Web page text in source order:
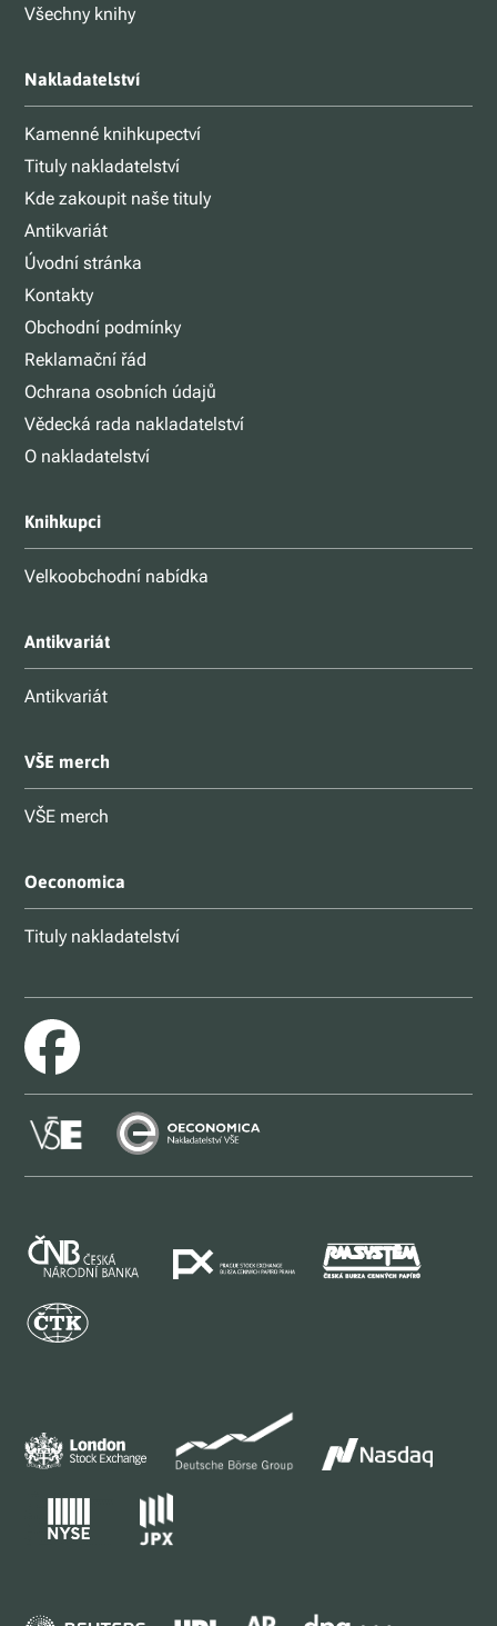
Všechny knihy
Nakladatelství
Kamenné knihkupectví
Tituly nakladatelství
Kde zakoupit naše tituly
Antikvariát
Úvodní stránka
Kontakty
Obchodní podmínky
Reklamační řád
Ochrana osobních údajů
Vědecká rada nakladatelství
O nakladatelství
Knihkupci
Velkoobchodní nabídka
Antikvariát
Antikvariát
VŠE merch
VŠE merch
Oeconomica
Tituly nakladatelství